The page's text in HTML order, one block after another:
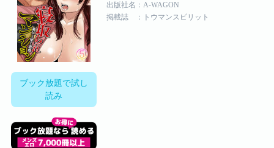
ブック放題で試し
読み
出版社名：A-WAGON
掲載誌 ：トウマンスピリット